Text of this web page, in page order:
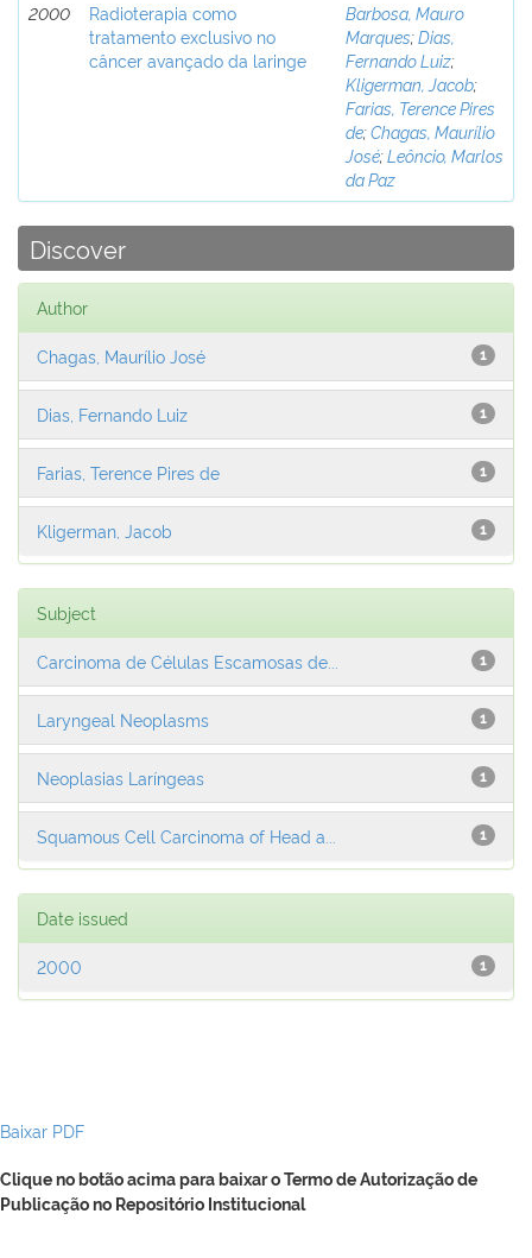
2000
Radioterapia como
tratamento exclusivo no
câncer avançado da laringe
Barbosa, Mauro
Marques;Dias,
Fernando Luiz;
Kligerman, Jacob;
Farias, Terence Pires
de;Chagas, Maurílio
José;Leôncio, Marlos
da Paz
Discover
Author
1
Chagas, Maurílio José
1
Dias, Fernando Luiz
1
Farias, Terence Pires de
1
Kligerman, Jacob
Subject
1
Carcinoma de Células Escamosas de...
1
Laryngeal Neoplasms
1
Neoplasias Laríngeas
1
Squamous Cell Carcinoma of Head a...
Date issued
1
2000
Baixar PDF
Clique no botão acima para baixar o Termo de Autorização de
Publicação no Repositório Institucional